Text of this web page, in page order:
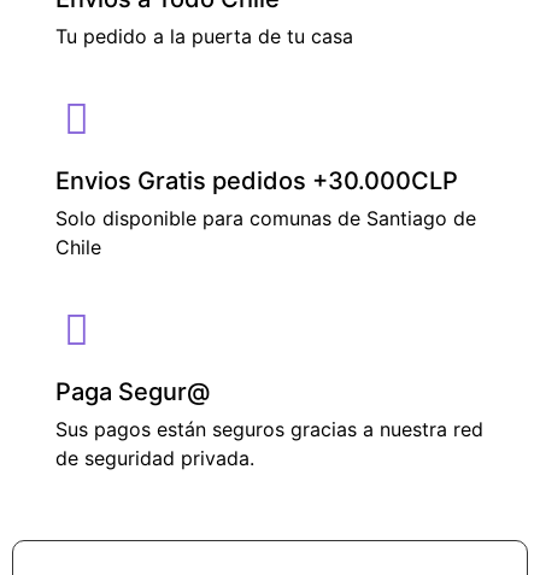
Tu pedido a la puerta de tu casa
Envios Gratis pedidos +30.000CLP
Solo disponible para comunas de Santiago de
Chile
Paga Segur@
Sus pagos están seguros gracias a nuestra red
de seguridad privada.